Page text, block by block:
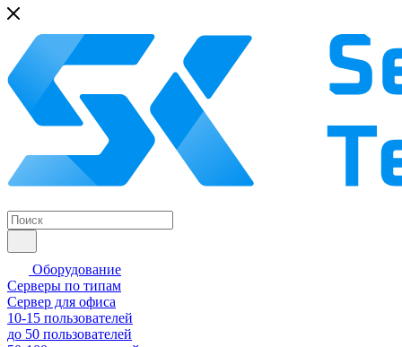
Оборудование
Серверы по типам
Сервер для офиса
10-15 пользователей
до 50 пользователей